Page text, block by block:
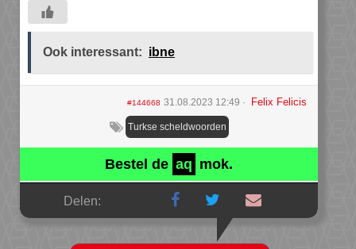
Ook interessant: ibne
#144668 31.08.2023 12:49 Felix Felicis
Turkse scheldwoorden
Bestel de aq mok.
Delen: